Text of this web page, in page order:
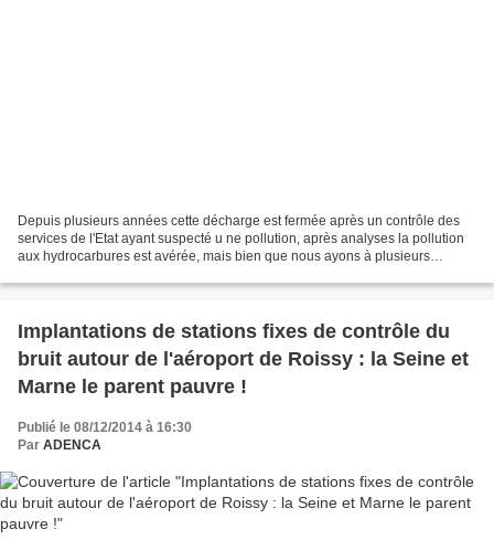
Depuis plusieurs années cette décharge est fermée après un contrôle des
services de l'Etat ayant suspecté u ne pollution, après analyses la pollution
aux hydrocarbures est avérée, mais bien que nous ayons à plusieurs
Implantations de stations fixes de contrôle du
bruit autour de l'aéroport de Roissy : la Seine et
Marne le parent pauvre !
Publié le 08/12/2014 à 16:30
Par ADENCA